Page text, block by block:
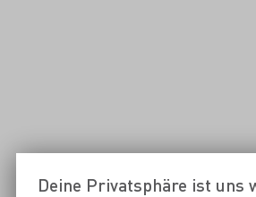
Deine Privatsphäre ist uns